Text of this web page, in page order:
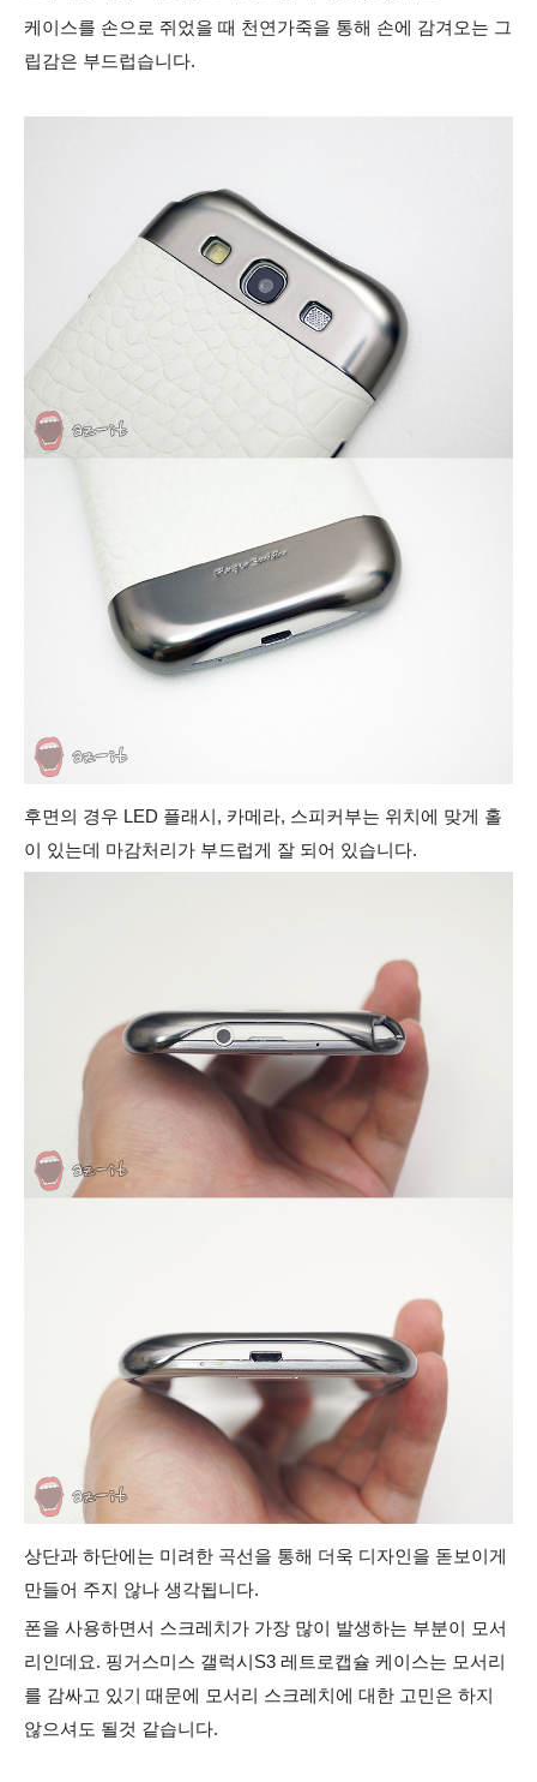
케이스를 손으로 쥐었을 때 천연가죽을 통해 손에 감겨오는 그
립감은 부드럽습니다.
후면의 경우 LED 플래시, 카메라, 스피커부는 위치에 맞게 홀
이 있는데 마감처리가 부드럽게 잘 되어 있습니다.
상단과 하단에는 미려한 곡선을 통해 더욱 디자인을 돋보이게
만들어 주지 않나 생각됩니다.
폰을 사용하면서 스크레치가 가장 많이 발생하는 부분이 모서
리인데요. 핑거스미스 갤럭시S3 레트로캡슐 케이스는 모서리
를 감싸고 있기 때문에 모서리 스크레치에 대한 고민은 하지
않으셔도 될것 같습니다.